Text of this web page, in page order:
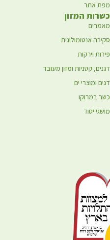
מפת אתר
כשרות המזון
מאמרים
סקירה אנטומולוגית
פירות וירקות
דגנים, קטניות ומזון מעובד
דגים ומוצרי ים
כשר במרוקו
מושגי יסוד